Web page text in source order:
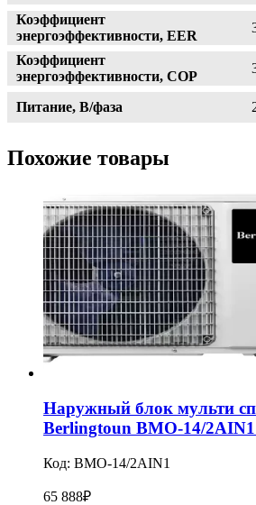
Коэффициент
энергоэффективности, EER
Коэффициент
энергоэффективности, СОР
Питание, В/фаза
Похожие товары
Наружный блок мульти
Berlingtoun BMO-14/
Код: BMO-14/2AIN1
65 888₽